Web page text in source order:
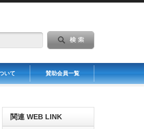
いて 賛助会員一覧
関連 WEB LINK